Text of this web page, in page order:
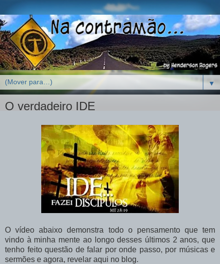
▼
O verdadeiro IDE
O vídeo abaixo demonstra todo o pensamento que tem
vindo à minha mente ao longo desses últimos 2 anos, que
tenho feito questão de falar por onde passo, por músicas e
sermões e agora, revelar aqui no blog.